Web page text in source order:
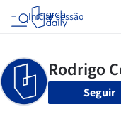
Iniciar sessão
Seguir